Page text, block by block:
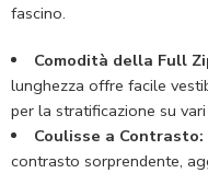
fascino.
Comodità della Full
lunghezza offre facile
per la stratificazione su
Coulisse a Contrasto:
contrasto sorprendente,